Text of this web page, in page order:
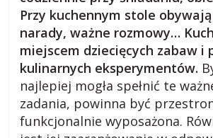
b
o
Przy kuchennym stole
narady, ważne rozmowy…
miejscem dziecięcych zabaw i
kulinarnych eksperymentów.
najlepiej mogła spełnić te
zadania, powinna być
funkcjonalnie wyposażona.